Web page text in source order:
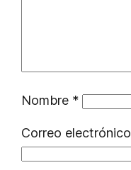
Nombre *
Correo electrónico